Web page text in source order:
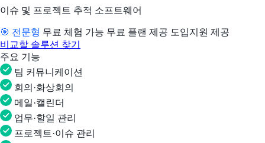
이슈 및 프로젝트 추적 소프트웨어
🎯 전문형 무료 체험 가능 무료 플랜 제공 도입지원 제공
비교할 솔루션 찾기
주요 기능
팀 커뮤니케이션
회의·화상회의
메일·캘린더
업무·할일 관리
프로젝트·이슈 관리